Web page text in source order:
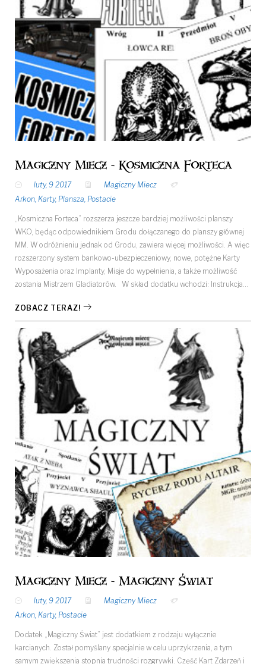
Magiczny Miecz - Kosmiczna Forteca
luty, 9 2017
Magiczny Miecz
Arkon Karty, Plansza Postacie
„Kosmiczna Forteca” rozszerza jeszcze bardziej możliwości planszy
WKO, będąc odpowiednikiem Grodu dołączanego do planszy głównej
MM. W odróżnieniu jednak od Grodu, zawiera więcej możliwości. A więc
rozszerzony system bankowo-ubezpieczeniowy, nowe, potężne Karty
Wyposażenia oraz Implanty, Misje do wypełnienia, a także możliwość
zostania Mistrzem Gladiatorów. W skład dodatku wchodzi: Instrukcja…
ZOBACZ TERAZ!
Magiczny Miecz - Magiczny Świat
luty, 9 2017
Magiczny Miecz
Arkon, Karty, Postacie
Dodatek „Magiczny Świat” jest dodatkiem z rodzaju wyłącznie
karcianych. Został pomyślany specjalnie w celu uprzykrzenia, a tym
samym zwiększenia stopnia trudności rozgrywki. Część Kart Zdarzeń i